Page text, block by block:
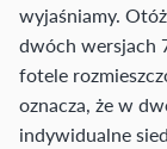
wyjaśniamy.
dwóch wersjach
fotele
oznacza, że w
indywidualne